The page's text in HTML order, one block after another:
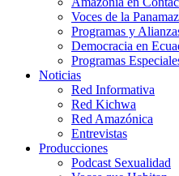
Voces de la
Programas y
Democracia en
Programas
Noticias
Red Informativa
Red Kichwa
Red Amazónica
Entrevistas
Producciones
Podcast Sexualidad